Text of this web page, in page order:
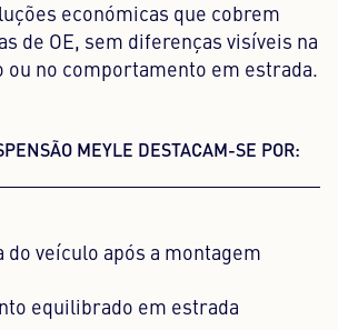
económicas que cobrem
de OE, sem diferenças visíveis na
ou no comportamento em estrada.
MEYLE DESTACAM-SE POR:
veículo após a montagem
equilibrado em estrada